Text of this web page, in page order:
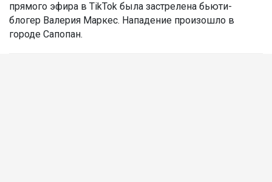
прямого эфира в TikTok была застрелена бьюти-
блогер Валерия Маркес. Нападение произошло в
городе Сапопан.